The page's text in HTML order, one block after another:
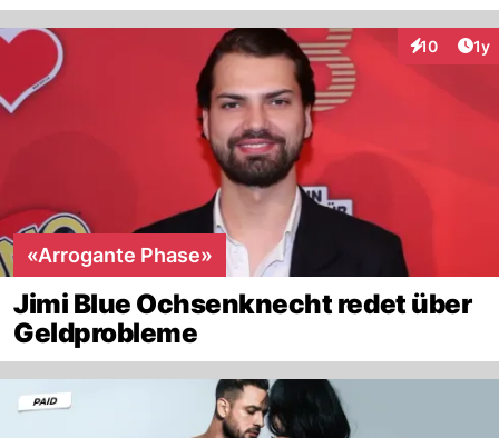
10 1y
«Arrogante Phase»
Jimi Blue Ochsenknecht redet über
Geldprobleme